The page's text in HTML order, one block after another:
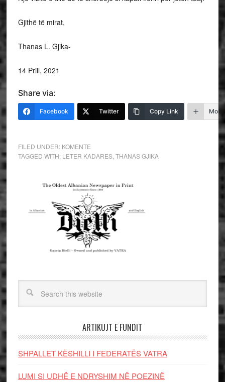
Gjithë të mirat,
Thanas L. Gjika-
14 Prill, 2021
Share via:
Facebook Twitter Copy Link More
FILED UNDER: KOMENTE
TAGGED WITH: LETER KADARES, THANAS GJIKA
ARTIKUJT E FUNDIT
SHPALLET KËSHILLI I FEDERATËS VATRA
LUMI SI UDHË E NDRYSHIM NË POEZINË